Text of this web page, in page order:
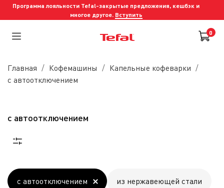
Программа лояльности Tefal-закрытые предложения, кешбэк и
многое другое. Вступить
0
Главная Кофемашины
Капельные кофеварки
с автоотключением
с автоотключением
с автоотключением из нержавеющей стали